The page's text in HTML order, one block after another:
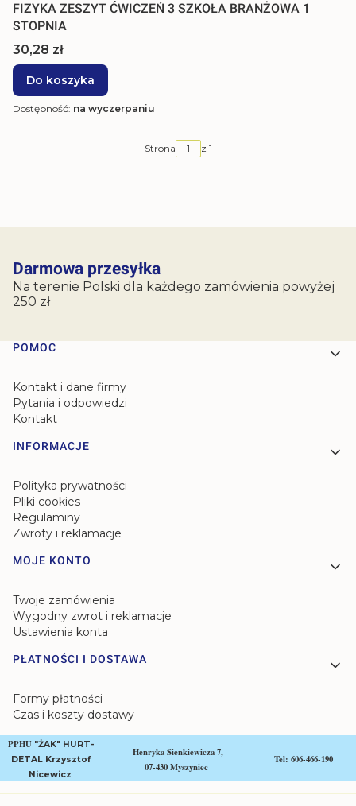
FIZYKA ZESZYT ĆWICZEŃ 3 SZKOŁA BRANŻOWA 1
STOPNIA
Cena
30,28 zł
Do koszyka
Dostępność: na wyczerpaniu
Strona z 1
Darmowa przesyłka
Na terenie Polski dla każdego zamówienia powyżej
250 zł
Linki w stopce
POMOC
Kontakt i dane firmy
Pytania i odpowiedzi
Kontakt
INFORMACJE
Polityka prywatności
Pliki cookies
Regulaminy
Zwroty i reklamacje
MOJE KONTO
Twoje zamówienia
Wygodny zwrot i reklamacje
Ustawienia konta
PŁATNOŚCI I DOSTAWA
Formy płatności
Czas i koszty dostawy
PPHU"ŻAK" HURT-
DETAL Krzysztof
Nicewicz
Henryka Sienkiewicza 7,
07-430 Myszyniec
Tel: 606-466-190